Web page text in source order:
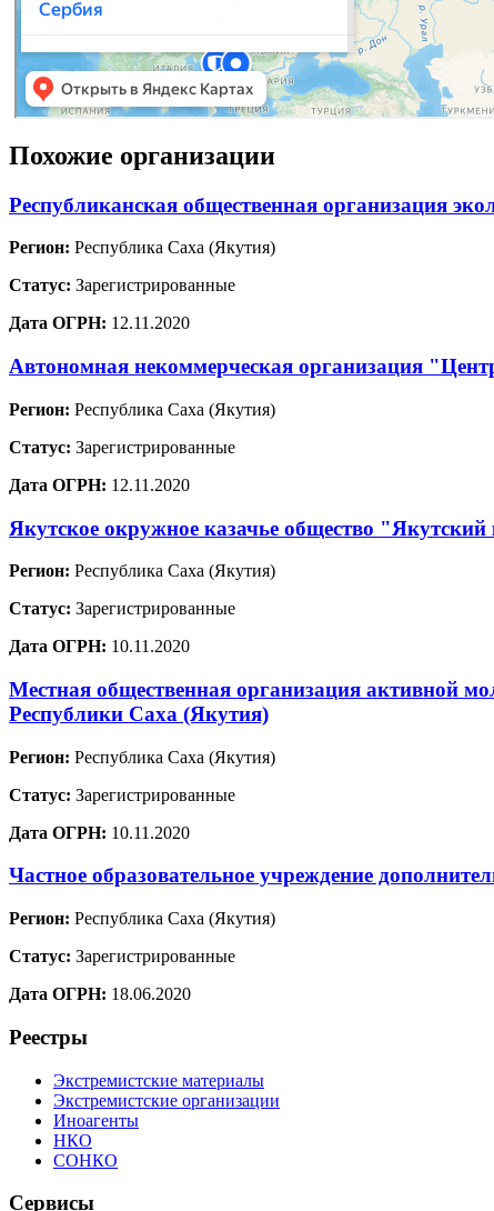
Похожие организации
Республиканская общественная организация
Регион: Республика Саха (Якутия)
Статус: Зарегистрированные
Дата ОГРН: 12.11.2020
Автономная некоммерческая организация
Регион: Республика Саха (Якутия)
Статус: Зарегистрированные
Дата ОГРН: 12.11.2020
Якутское окружное казачье общество
Регион: Республика Саха (Якутия)
Статус: Зарегистрированные
Дата ОГРН: 10.11.2020
Местная общественная организация активной
Республики Саха (Якутия)
Регион: Республика Саха (Якутия)
Статус: Зарегистрированные
Дата ОГРН: 10.11.2020
Частное образовательное учреждение
Регион: Республика Саха (Якутия)
Статус: Зарегистрированные
Дата ОГРН: 18.06.2020
Реестры
Экстремистские материалы
Экстремистские организации
Иноагенты
НКО
СОНКО
Сервисы